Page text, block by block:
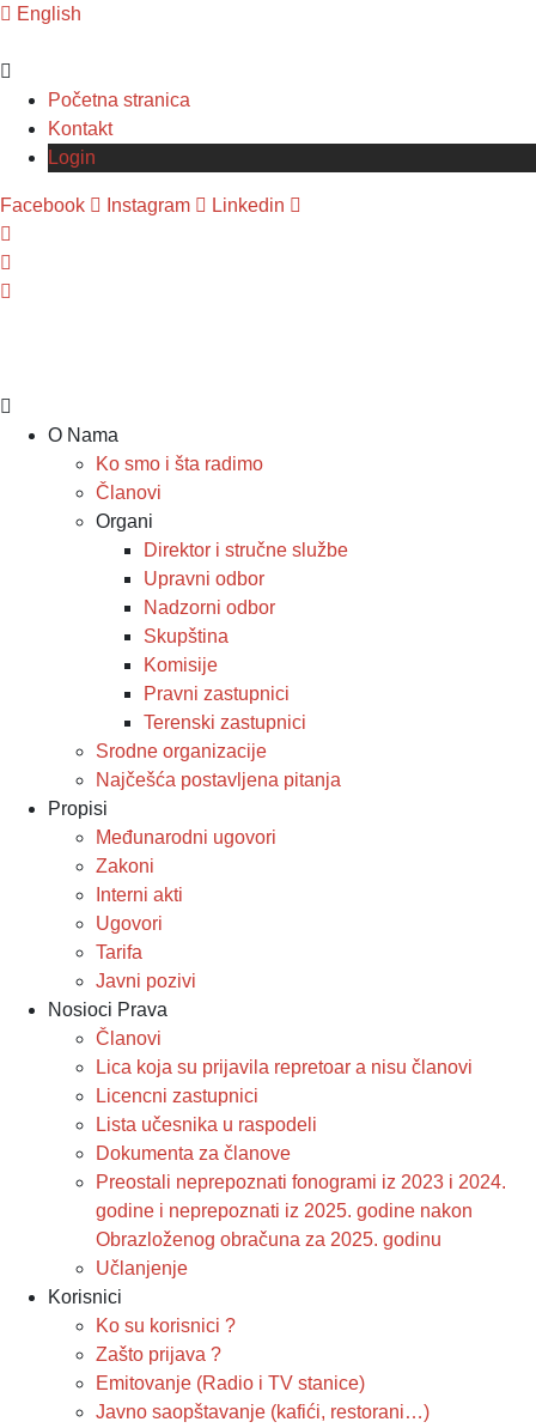
English
Početna stranica
Kontakt
Login
Facebook Instagram Linkedin
O Nama
Ko smo i šta radimo
Članovi
Organi
Direktor i stručne službe
Upravni odbor
Nadzorni odbor
Skupština
Komisije
Pravni zastupnici
Terenski zastupnici
Srodne organizacije
Najčešća postavljena pitanja
Propisi
Međunarodni ugovori
Zakoni
Interni akti
Ugovori
Tarifa
Javni pozivi
Nosioci Prava
Članovi
Lica koja su prijavila repretoar a nisu članovi
Licencni zastupnici
Lista učesnika u raspodeli
Dokumenta za članove
Preostali neprepoznati fonogrami iz 2023 i 2024.
godine i neprepoznati iz 2025. godine nakon
Obrazloženog obračuna za 2025. godinu
Učlanjenje
Korisnici
Ko su korisnici ?
Zašto prijava ?
Emitovanje (Radio i TV stanice)
Javno saopštavanje (kafići, restorani…)